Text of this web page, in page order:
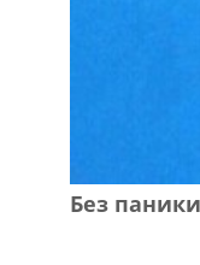
Без